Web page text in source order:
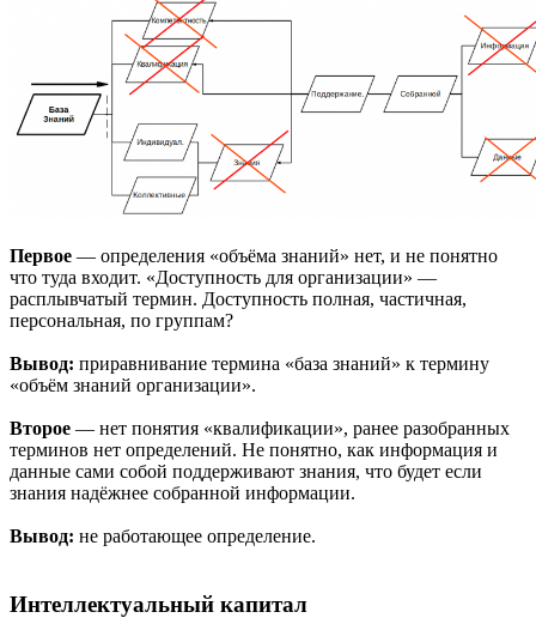
Первое — определения «объёма знаний» нет, и не понятно
что туда входит. «Доступность для организации» —
расплывчатый термин. Доступность полная, частичная,
персональная, по группам?
Вывод: приравнивание термина «база знаний» к термину
«объём знаний организации».
Второе — нет понятия «квалификации», ранее разобранных
терминов нет определений. Не понятно, как информация и
данные сами собой поддерживают знания, что будет если
знания надёжнее собранной информации.
Вывод: не работающее определение.
Интеллектуальный капитал